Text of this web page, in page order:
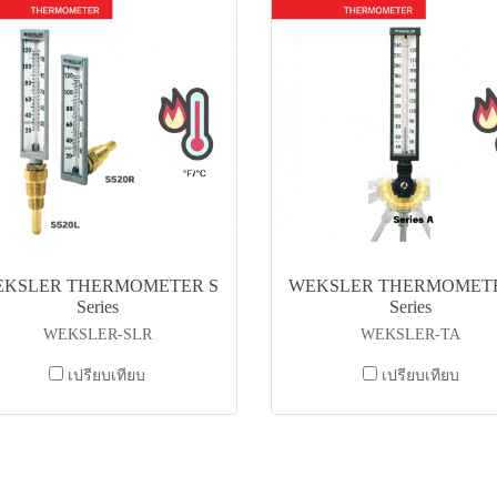
THERMOMETER S
Series
WEKSLER-SLR
เปรียบเทียบ
WEKSLER
Series
WEKSLER-TA
เปรียบเทียบ